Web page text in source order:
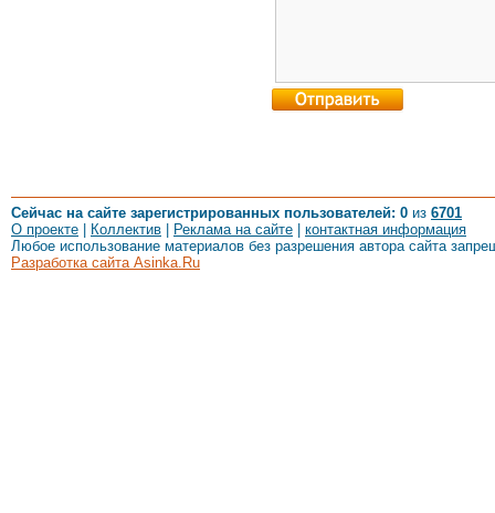
Сейчас на сайте зарегистрированных пользователей: 0 из 6701
О проекте
Коллектив Реклама на сайте
контактная информация
Любое использование материалов без разрешения автора сайта
Разработка сайта Asinka.Ru